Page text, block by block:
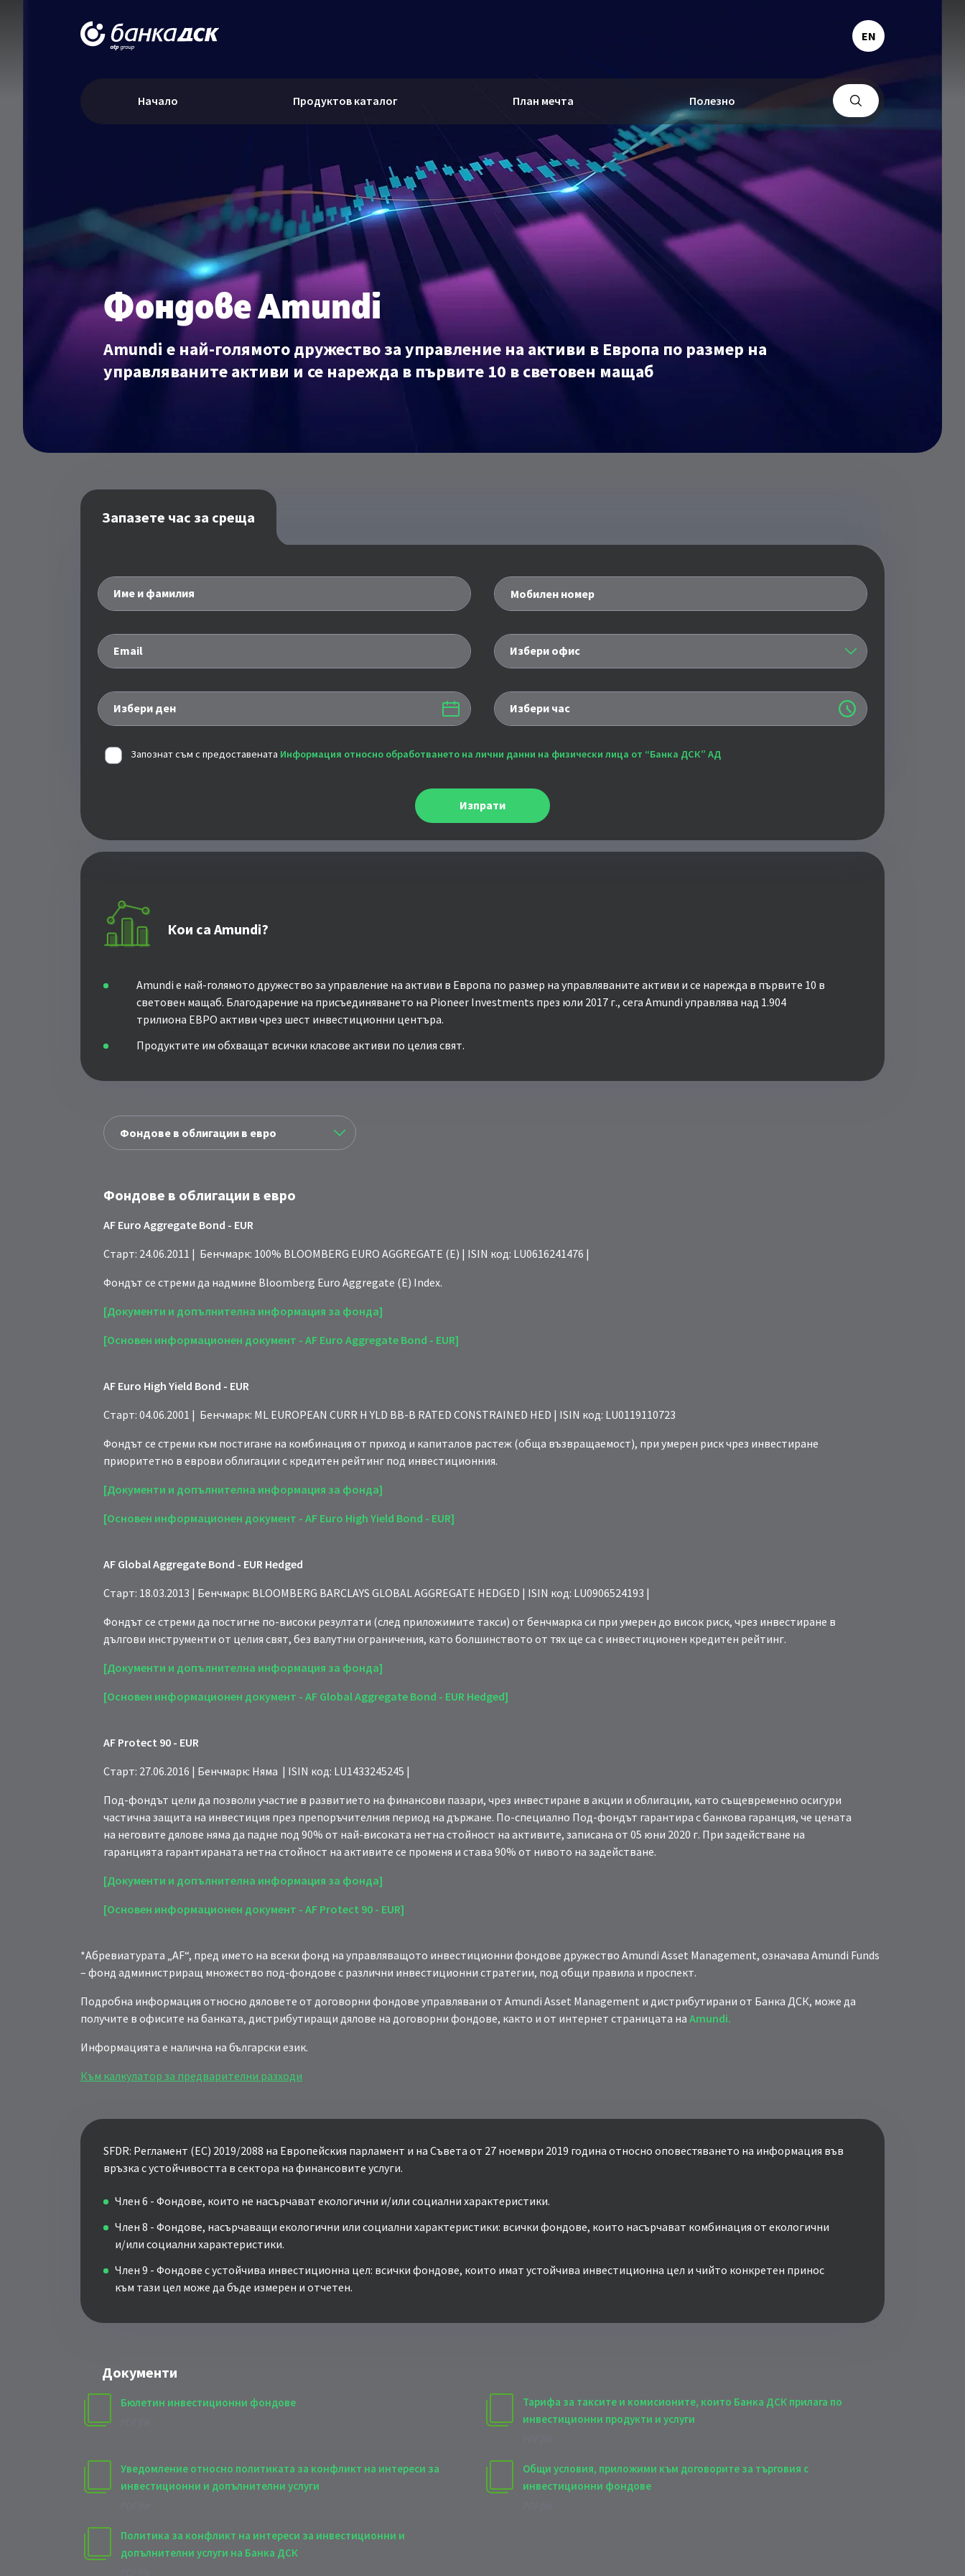
EN
Начало Продуктов каталог План мечта Полезно
Фондове Amundi
Amundi е най-голямото дружество за управление на активи в Европа по размер на
управляваните активи и се нарежда в първите 10 в световен мащаб
Запазете час за среща
Име и фамилия
Email Избери офис
Избери ден Избери час
Запознат съм с предоставената Информация относно обработването на лични данни на физически лица от “Банка ДСК” АД
Изпрати
Кои са Amundi?
Amundi е най-голямото дружество за управление на активи в Европа по размер на управляваните активи и се нарежда в първите 10 в
световен мащаб. Благодарение на присъединяването на Pioneer Investments през юли 2017 г., сега Amundi управлява над 1.904
трилиона ЕВРО активи чрез шест инвестиционни центъра.
Продуктите им обхващат всички класове активи по целия свят.
Фондове в облигации в евро
AF Euro Aggregate Bond - EUR
Старт: 24.06.2011 | Бенчмарк: 100% BLOOMBERG EURO AGGREGATE (E) | ISIN код: LU0616241476 |
Фондът се стреми да надмине Bloomberg Euro Aggregate (E) Index.
[Документи и допълнителна информация за фонда]
[Основен информационен документ - AF Euro Aggregate Bond - EUR]
AF Euro High Yield Bond - EUR
Старт: 04.06.2001 | Бенчмарк: ML EUROPEAN CURR H YLD BB-B RATED CONSTRAINED HED | ISIN код: LU0119110723
Фондът се стреми към постигане на комбинация от приход и капиталов растеж (обща възвращаемост), при умерен риск чрез инвестиране
приоритетно в еврови облигации с кредитен рейтинг под инвестиционния.
[Документи и допълнителна информация за фонда]
[Основен информационен документ - AF Euro High Yield Bond - EUR]
AF Global Aggregate Bond - EUR Hedged
Старт: 18.03.2013 | Бенчмарк: BLOOMBERG BARCLAYS GLOBAL AGGREGATE HEDGED | ISIN код: LU0906524193 |
Фондът се стреми да постигне по-високи резултати (след приложимите такси) от бенчмарка си при умерен до висок риск, чрез инвестиране в
дългови инструменти от целия свят, без валутни ограничения, като болшинството от тях ще са с инвестиционен кредитен рейтинг.
[Документи и допълнителна информация за фонда]
[Основен информационен документ - AF Global Aggregate Bond - EUR Hedged]
AF Protect 90 - EUR
Старт: 27.06.2016 | Бенчмарк: Няма | ISIN код: LU1433245245 |
Под-фондът цели да позволи участие в развитието на финансови пазари, чрез инвестиране в акции и облигации, като същевременно осигури
частична защита на инвестиция през препоръчителния период на държане. По-специално Под-фондът гарантира с банкова гаранция, че цената
на неговите дялове няма да падне под 90% от най-високата нетна стойност на активите, записана от 05 юни 2020 г. При задействане на
гаранцията гарантираната нетна стойност на активите се променя и става 90% от нивото на задействане.
[Документи и допълнителна информация за фонда]
[Основен информационен документ - AF Protect 90 - EUR]
*Абревиатурата „AF“, пред името на всеки фонд на управляващото инвестиционни фондове дружество Amundi Asset Management, означава Amundi Funds
– фонд администриращ множество под-фондове с различни инвестиционни стратегии, под общи правила и проспект.
Подробна информация относно дяловете от договорни фондове управлявани от Amundi Asset Management и дистрибутирани от Банка ДСК, може да
получите в офисите на банката, дистрибутиращи дялове на договорни фондове, както и от интернет страницата на Amundi.
Информацията е налична на български език.
Към калкулатор за предварителни разходи
SFDR: Регламент (ЕС) 2019/2088 на Европейския парламент и на Съвета от 27 ноември 2019 година относно оповестяването на информация във
връзка с устойчивостта в сектора на финансовите услуги.
Член 6 - Фондове, които не насърчават екологични и/или социални характеристики.
Член 8 - Фондове, насърчаващи екологични или социални характеристики: всички фондове, които насърчават комбинация от екологични
и/или социални характеристики.
Член 9 - Фондове с устойчива инвестиционна цел: всички фондове, които имат устойчива инвестиционна цел и чийто конкретен принос
към тази цел може да бъде измерен и отчетен.
Документи
Бюлетин инвестиционни фондове
Тарифа за таксите и комисионите, които Банка ДСК прилага по
инвестиционни продукти и услуги
Уведомление относно политиката за конфликт на интереси за
инвестиционни и допълнителни услуги
Общи условия, приложими към договорите за търговия с
инвестиционни фондове
Политика за конфликт на интереси за инвестиционни и
допълнителни услуги на Банка ДСК